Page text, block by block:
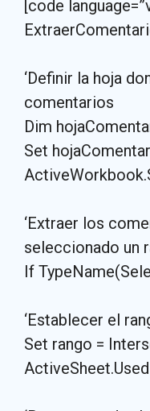
[code
‘Definir la hoja
comentarios
Dim
Set
‘Extraer los
seleccionado un
If
‘Establecer el
Set rango =